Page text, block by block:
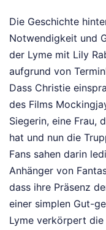
Die Geschichte
Notwendigkeit und
der Lyme mit Lily
aufgrund von
Dass Christie
des Films
Siegerin, eine Frau,
hat und nun die
Fans sahen darin
Anhänger von
dass ihre Präsenz
einer simplen Gut-
Lyme verkörpert die